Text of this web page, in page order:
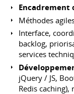
Encadrement
Méthodes
Interface,
backlog,
services
jQuery / JS,
Redis